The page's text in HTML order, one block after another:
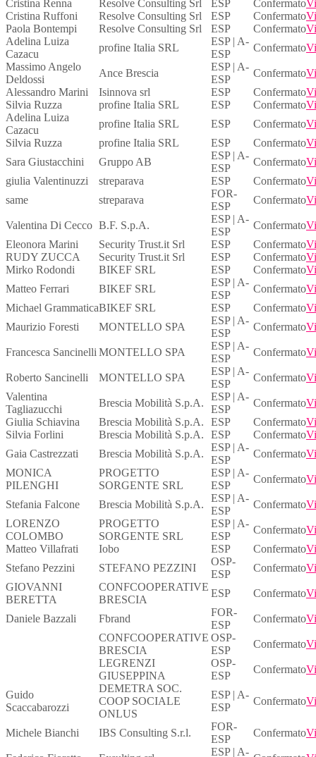
Cristina Renna
Resolve Consulting Srl ESP Confermato
Cristina Ruffoni
Resolve Consulting Srl ESP Confermato
Paola Bontempi
Resolve Consulting Srl ESP Confermato
Adelina Luiza
Cazacu
profine Italia SRL
ESP | A-
ESP
Confermato
Massimo Angelo
Deldossi
Ance Brescia
ESP | A-
ESP
Confermato
Alessandro Marini
Isinnova srl ESP Confermato
Silvia Ruzza
profine Italia SRL ESP Confermato
Adelina Luiza
Cazacu
profine Italia SRL ESP Confermato
Silvia Ruzza
profine Italia SRL ESP Confermato
Sara Giustacchini
Gruppo AB
ESP | A-
ESP
Confermato
giulia Valentinuzzi
streparava ESP Confermato
same
streparava
FOR-
ESP
Confermato
Valentina Di Cecco B.F. S.p.A.
ESP | A-
ESP
Confermato
Eleonora Marini
Security Trust.it Srl ESP Confermato
RUDY ZUCCA
Security Trust.it Srl ESP Confermato
Mirko Rodondi
BIKEF SRL ESP Confermato
Matteo Ferrari
BIKEF SRL
ESP | A-
ESP
Confermato
Michael GrammaticaBIKEF SRL ESP Confermato
Maurizio Foresti
MONTELLO SPA
ESP | A-
ESP
Confermato
Francesca Sancinelli MONTELLO SPA
ESP | A-
ESP
Confermato
Roberto Sancinelli MONTELLO SPA
ESP | A-
ESP
Confermato
Valentina
Tagliazucchi
Brescia Mobilità S.p.A.
ESP | A-
ESP
Confermato
Giulia Schiavina
Brescia Mobilità S.p.A. ESP Confermato
Silvia Forlini
Brescia Mobilità S.p.A. ESP Confermato
Gaia Castrezzati
Brescia Mobilità S.p.A.
ESP | A-
ESP
Confermato
MONICA
PILENGHI
PROGETTO
SORGENTE SRL
ESP | A-
ESP
Confermato
Stefania Falcone Brescia Mobilità S.p.A.
ESP | A-
ESP
Confermato
LORENZO
COLOMBO
PROGETTO
SORGENTE SRL
ESP | A-
ESP
Confermato
Matteo Villafrati
Iobo ESP Confermato
Stefano Pezzini
STEFANO PEZZINI
OSP-
ESP
Confermato
GIOVANNI
BERETTA
CONFCOOPERATIVE
BRESCIA
ESP Confermato
Daniele Bazzali Fbrand
FOR-
ESP
Confermato
CONFCOOPERATIVE
BRESCIA
OSP-
ESP
Confermato
LEGRENZI
GIUSEPPINA
OSP-
ESP
Confermato
Guido
Scaccabarozzi
DEMETRA SOC.
COOP SOCIALE
ONLUS
ESP | A-
ESP
Confermato
Michele Bianchi IBS Consulting S.r.l.
FOR-
ESP
Confermato
ESP | A-